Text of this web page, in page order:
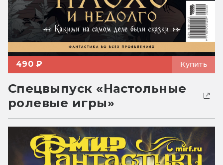
490 ₽ Купить
Спецвыпуск «Настольные
ролевые игры»